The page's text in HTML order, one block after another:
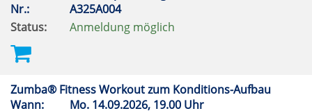
Nr.:
A325A004
Status:
Anmeldung möglich
Zumba® Fitness Workout zum Konditions-Aufbau
Wann:
Mo. 14.09.2026, 19.00 Uhr